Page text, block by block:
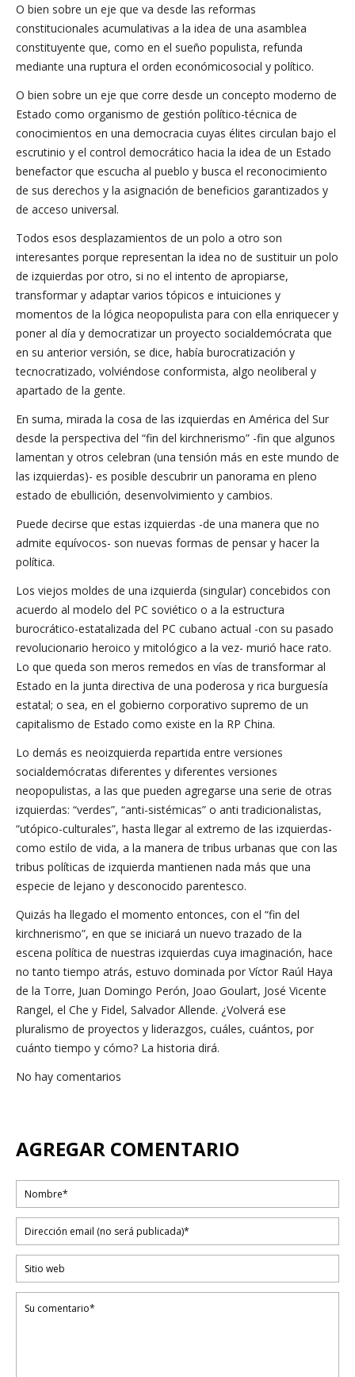
O bien sobre un eje que va desde las reformas
constitucionales acumulativas a la idea de una asamblea
constituyente que, como en el sueño populista, refunda
mediante una ruptura el orden económicosocial y político.
O bien sobre un eje que corre desde un concepto moderno de
Estado como organismo de gestión político-técnica de
conocimientos en una democracia cuyas élites circulan bajo el
escrutinio y el control democrático hacia la idea de un Estado
benefactor que escucha al pueblo y busca el reconocimiento
de sus derechos y la asignación de beneficios garantizados y
de acceso universal.
Todos esos desplazamientos de un polo a otro son
interesantes porque representan la idea no de sustituir un polo
de izquierdas por otro, si no el intento de apropiarse,
transformar y adaptar varios tópicos e intuiciones y
momentos de la lógica neopopulista para con ella enriquecer y
poner al día y democratizar un proyecto socialdemócrata que
en su anterior versión, se dice, había burocratización y
tecnocratizado, volviéndose conformista, algo neoliberal y
apartado de la gente.
En suma, mirada la cosa de las izquierdas en América del Sur
desde la perspectiva del “fin del kirchnerismo” -fin que algunos
lamentan y otros celebran (una tensión más en este mundo de
las izquierdas)- es posible descubrir un panorama en pleno
estado de ebullición, desenvolvimiento y cambios.
Puede decirse que estas izquierdas -de una manera que no
admite equívocos- son nuevas formas de pensar y hacer la
política.
Los viejos moldes de una izquierda (singular) concebidos con
acuerdo al modelo del PC soviético o a la estructura
burocrático-estatalizada del PC cubano actual -con su pasado
revolucionario heroico y mitológico a la vez- murió hace rato.
Lo que queda son meros remedos en vías de transformar al
Estado en la junta directiva de una poderosa y rica burguesía
estatal; o sea, en el gobierno corporativo supremo de un
capitalismo de Estado como existe en la RP China.
Lo demás es neoizquierda repartida entre versiones
socialdemócratas diferentes y diferentes versiones
neopopulistas, a las que pueden agregarse una serie de otras
izquierdas: “verdes”, “anti-sistémicas” o anti tradicionalistas,
“utópico-culturales”, hasta llegar al extremo de las izquierdas-
como estilo de vida, a la manera de tribus urbanas que con las
tribus políticas de izquierda mantienen nada más que una
especie de lejano y desconocido parentesco.
Quizás ha llegado el momento entonces, con el “fin del
kirchnerismo”, en que se iniciará un nuevo trazado de la
escena política de nuestras izquierdas cuya imaginación, hace
no tanto tiempo atrás, estuvo dominada por Víctor Raúl Haya
de la Torre, Juan Domingo Perón, Joao Goulart, José Vicente
Rangel, el Che y Fidel, Salvador Allende. ¿Volverá ese
pluralismo de proyectos y liderazgos, cuáles, cuántos, por
cuánto tiempo y cómo? La historia dirá.
No hay comentarios
AGREGAR COMENTARIO